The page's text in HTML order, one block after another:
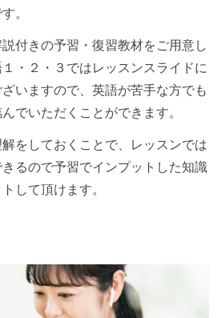
。
付きの予習・復習教材をご用意し
・２・３ではレッスンスライドに
いますので、英語が苦手な方でも
でいただくことができます。
をしておくことで、レッスンでは
きるので予習でインプットした知識
して頂けます。